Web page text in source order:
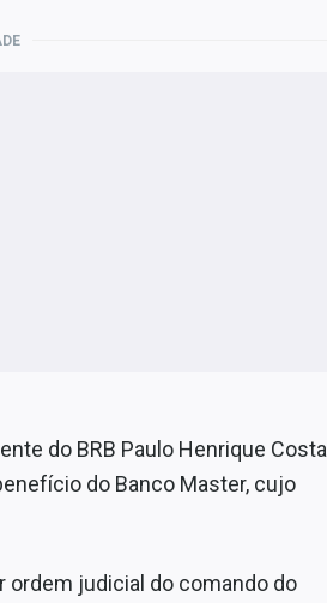
do BRB Paulo Henrique Costa
do Banco Master, cujo
ordem judicial do comando do